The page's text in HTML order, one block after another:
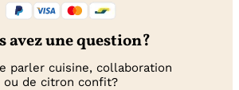
avez une question?
parler cuisine, collaboration
ou de citron confit?